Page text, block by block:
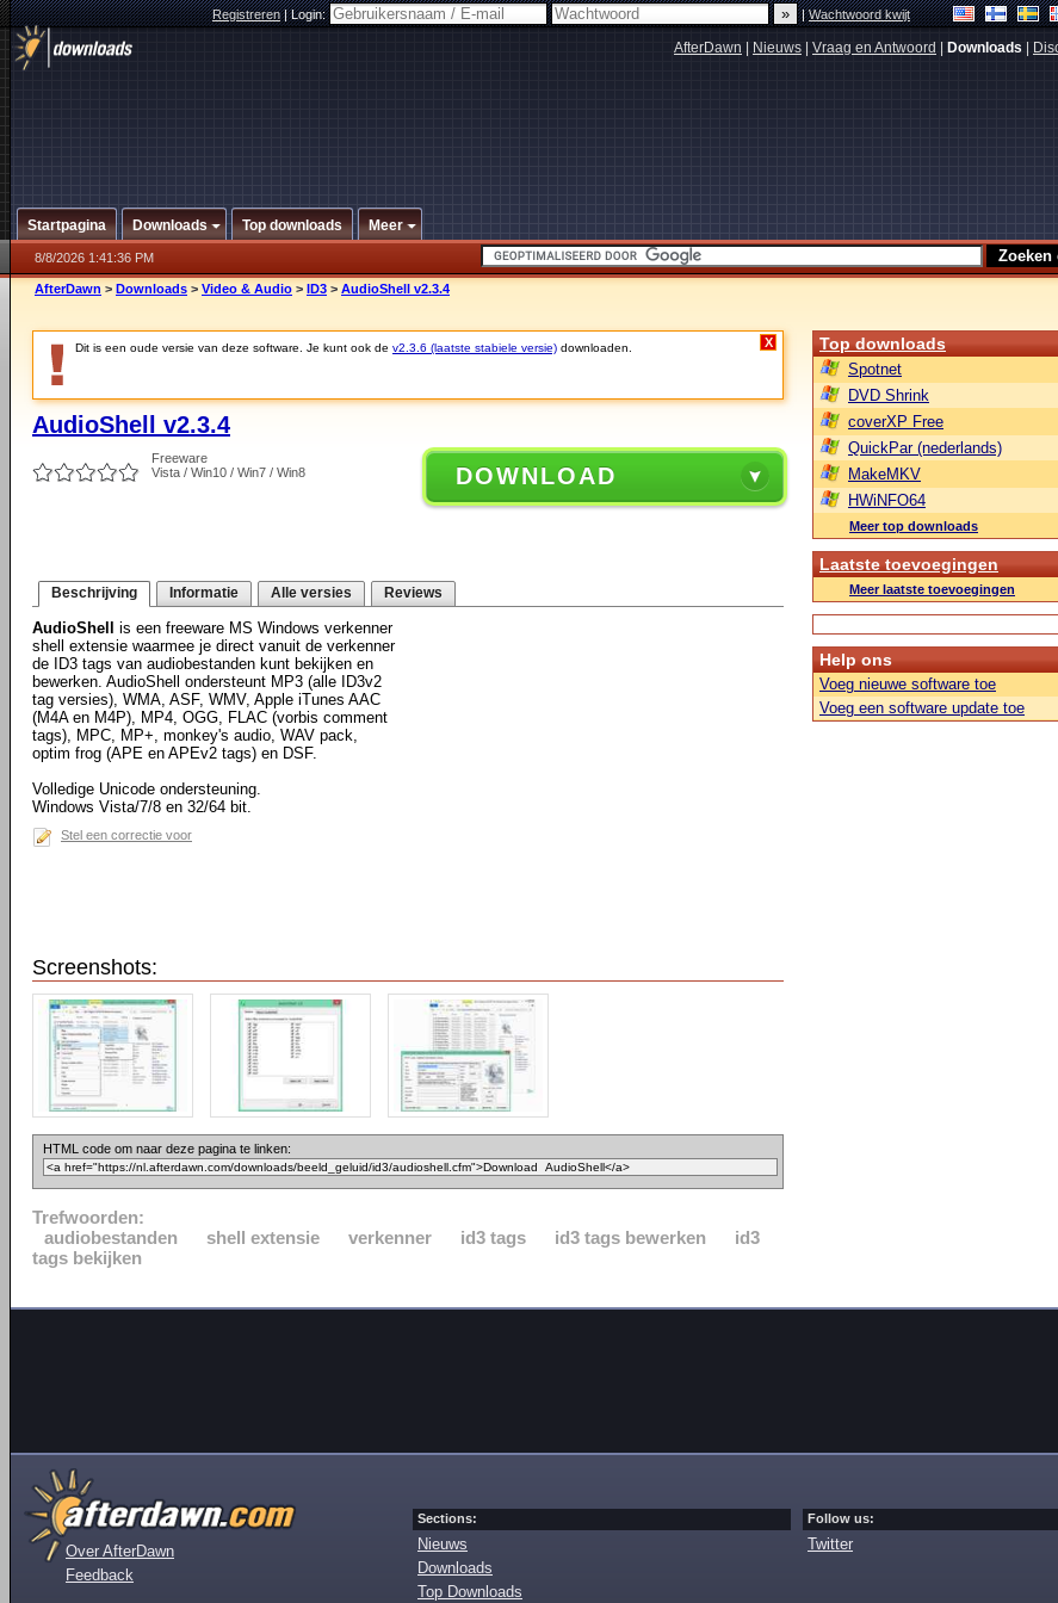
Registreren|Login: |Wachtwoord kwijt
AfterDawn Nieuws Vraag en Antwoord Downloads
Startpagina Downloads Top downloads Meer
8/8/2026 1:41:36 PM
AfterDawn > Downloads > Video & Audio > ID3 > AudioShell v2.3.4
Dit is een oude versie van deze software. Je kunt ook de v2.3.6 (laatste stabiele versie) downloaden. X
AudioShell v2.3.4
Freeware
Vista / Win10 / Win7 / Win8
DOWNLOAD
Beschrijving Informatie Alle versies Reviews
AudioShell
is een freeware MS Windows verkenner
shell extensie waarmee je direct vanuit de verkenner
de ID3 tags van audiobestanden kunt bekijken en
bewerken. AudioShell ondersteunt MP3 (alle ID3v2
tag versies), WMA, ASF, WMV, Apple iTunes AAC
(M4A en M4P), MP4, OGG, FLAC (vorbis comment
tags), MPC, MP+, monkey's audio, WAV pack,
optim frog (APE en APEv2 tags) en DSF.
Volledige Unicode ondersteuning.
Windows Vista/7/8 en 32/64 bit.
Stel een correctie voor
Screenshots:
HTML code om naar deze pagina te linken:
Trefwoorden:
audiobestanden
shell extensie verkenner id3 tags id3 tags bewerken
id3
tags bekijken
Top downloads
Spotnet
DVD Shrink
coverXP Free
QuickPar (nederlands)
MakeMKV
HWiNFO64
Meer top downloads
Laatste toevoegingen
Meer laatste toevoegingen
Help ons
Voeg nieuwe software toe
Voeg een software update toe
Over AfterDawn
Feedback
Sections:
Nieuws
Downloads
Top Downloads
Follow us:
Twitter